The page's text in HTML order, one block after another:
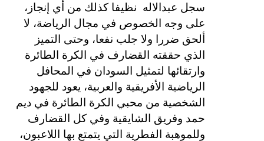
سجل عبدالاله نظيفا كذلك من أي إنجاز،
على وجه الخصوص في مجال الرياضة، لا
ألحق ضررا ولا جلب نفعا، وحتى التميز
الذي حققته القضارف في الكرة الطائرة
وارتقائها لتمثيل السودان في المحافل
الرياضية الأفريقية والعربية، يعود للجهود
الشخصية من محبي الكرة الطائرة في ديم
حمد وفريق الشايقية وفي كل القضارف
وللموهبة الفطرية التي يتمتع بها اللاعبون،